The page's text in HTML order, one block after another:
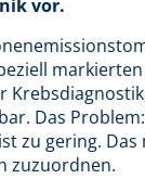
vor.
Das
zu gering.
zuzuordnen.